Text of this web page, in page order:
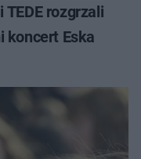
rozgrzali
koncert Eska